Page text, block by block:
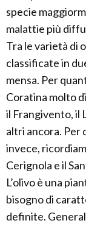
specie
malattie più
Tra le varietà di
classificate in
mensa. Per
Coratina molto
il Frangivento, il
altri ancora. Per
invece,
Cerignola e il
L’olivo è una
bisogno di
definite.